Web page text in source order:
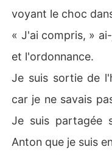
s mettre au monde et
Quatre ans plus tard...
Freyja est revenue
voyant le choc
« J'ai compris, »
et l'ordonnance.
Je suis sortie de
car je ne savais
Je suis partagée
Anton que je suis